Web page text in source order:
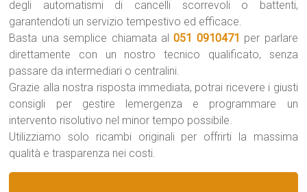
degli automatismi di cancelli scorrevoli o battenti,
garantendoti un servizio tempestivo ed efficace.
Basta una semplice chiamata al051 0910471 per parlare
direttamente con un nostro tecnico qualificato, senza
passare da intermediari o centralini.
Grazie alla nostra risposta immediata, potrai ricevere i giusti
consigli per gestire lemergenza e programmare un
intervento risolutivo nel minor tempo possibile.
Utilizziamo solo ricambi originali per offrirti la massima
qualità e trasparenza nei costi.